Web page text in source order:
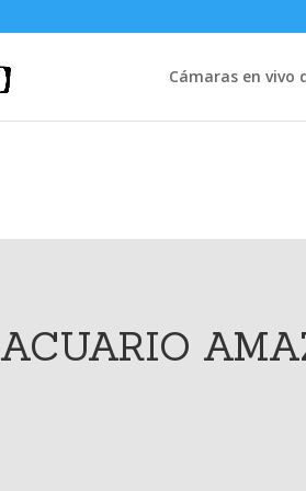
Cámaras en vivo
ACUARIO